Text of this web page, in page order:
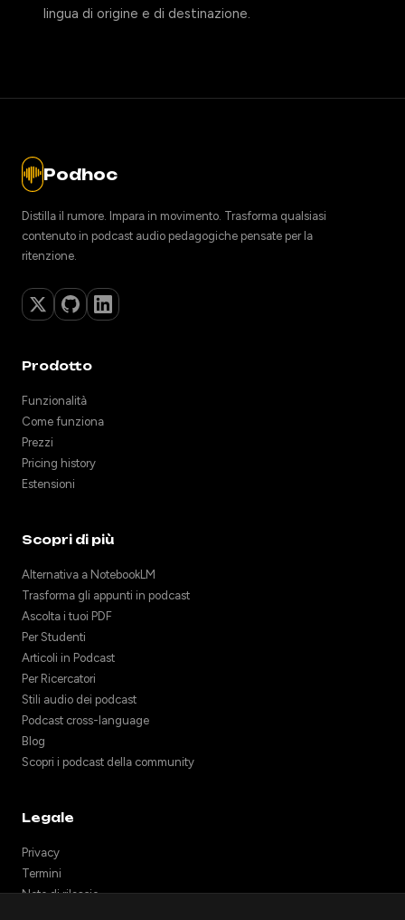
lingua di origine e di destinazione.
Podhoc
Distilla il rumore. Impara in movimento. Trasforma qualsiasi
contenuto in podcast audio pedagogiche pensate per la
ritenzione.
Prodotto
Funzionalità
Come funziona
Prezzi
Pricing history
Estensioni
Scopri di più
Alternativa a NotebookLM
Trasforma gli appunti in podcast
Ascolta i tuoi PDF
Per Studenti
Articoli in Podcast
Per Ricercatori
Stili audio dei podcast
Podcast cross-language
Blog
Scopri i podcast della community
Legale
Privacy
Termini
Note di rilascio